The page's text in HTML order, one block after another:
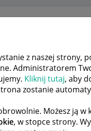
z naszej strony,
Administratorem
Kliknij tutaj, aby
zostanie
Możesz ją w
, w stopce strony.
NASTĘPNA